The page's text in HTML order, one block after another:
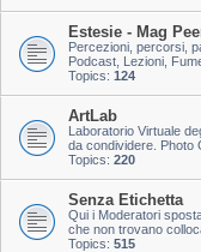
Estesie - Mag
Percezioni, percorsi,
Podcast, Lezioni,
Topics: 124
ArtLab
Laboratorio Virtuale
da condividere. Photo
Topics: 220
Senza Etichetta
Qui i Moderatori
che non trovano
Topics: 515